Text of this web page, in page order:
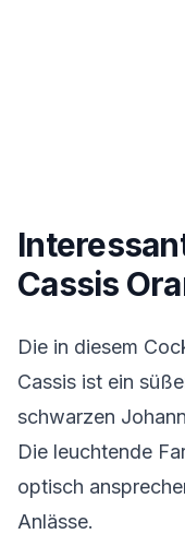
Cassis
Die in diesem
Cassis ist ein
schwarzen
Die leuchtende
optisch
Anlässe.